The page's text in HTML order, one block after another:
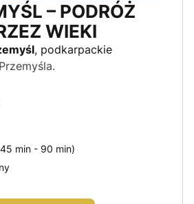
– PODRÓŻ
WIEKI
, podkarpackie
min - 90 min)